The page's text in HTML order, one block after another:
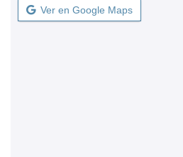
Ver en Google Maps